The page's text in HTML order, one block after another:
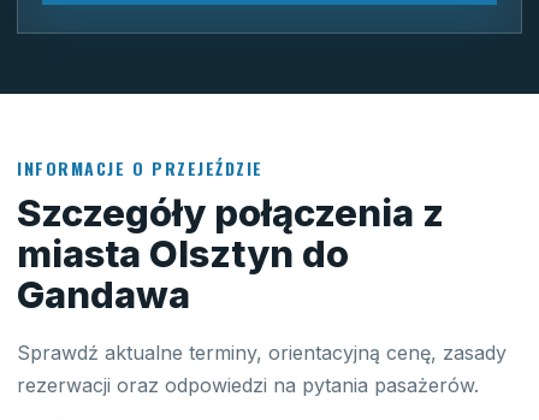
INFORMACJE O PRZEJEŹDZIE
Szczegóły połączenia z
miasta Olsztyn do
Gandawa
Sprawdź aktualne terminy, orientacyjną cenę, zasady
rezerwacji oraz odpowiedzi na pytania pasażerów.